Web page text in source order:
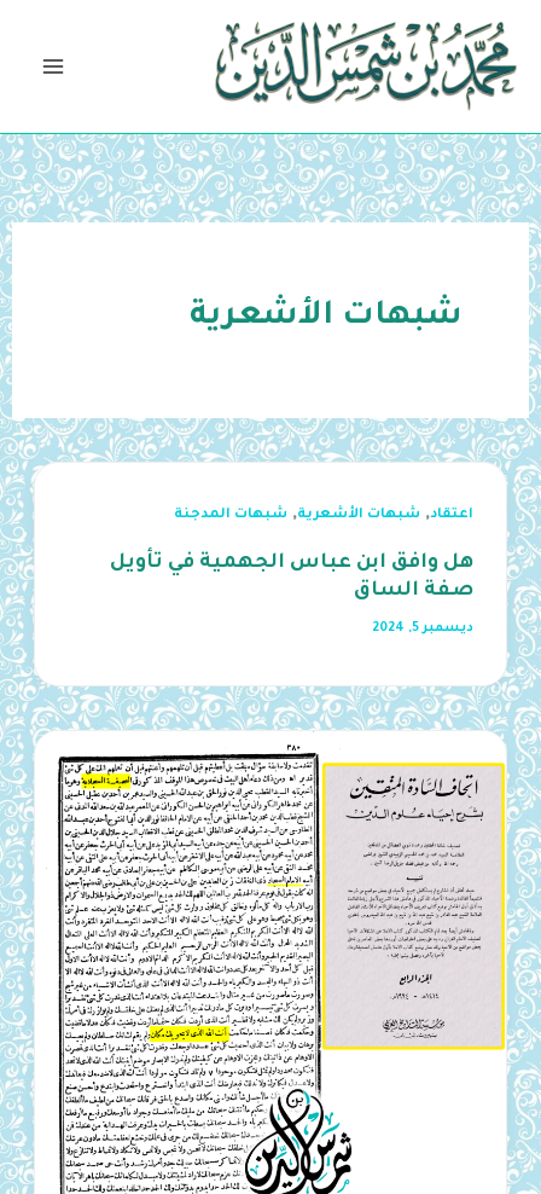
تخطي
المحتوى
شبهات الأشعرية
اعتقاد, شبهات الأشعرية, شبهات المدجنة
هل وافق ابن عباس الجهمية في تأويل
صفة الساق
ديسمبر 5, 2024